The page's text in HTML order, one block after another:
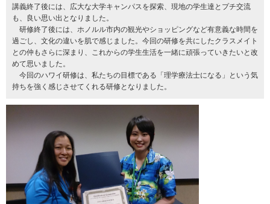
講義終了後には、広大な大学キャンパスを探索、現地の学生達とプチ交流
も、良い思い出となりました。
研修終了後には、ホノルル市内の観光やショッピングなど有意義な時間を
過ごし、文化の違いを肌で感じました。今回の研修を共にしたクラスメイト
との仲もさらに深まり、これからの学生生活を一緒に頑張っていきたいと改
めて思いました。
今回のハワイ研修は、私たちの目標である「理学療法士になる」という気
持ちを強く感じさせてくれる研修となりました。